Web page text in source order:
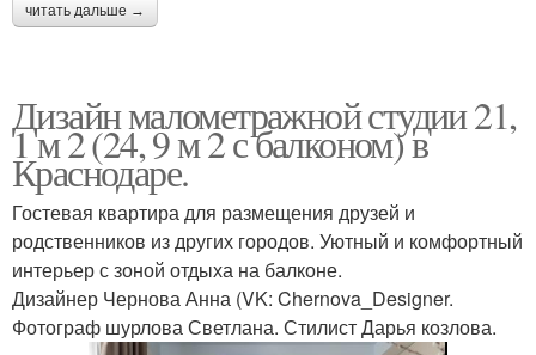
читать дальше →
Дизайн малометражной студии 21,
1 м 2 (24, 9 м 2 с балконом) в
Краснодаре.
Гостевая квартира для размещения друзей и
родственников из других городов. Уютный и комфортный
интерьер с зоной отдыха на балконе.
Дизайнер Чернова Анна (VK: Chernova_Designer.
Фотограф шурлова Светлана. Стилист Дарья козлова.